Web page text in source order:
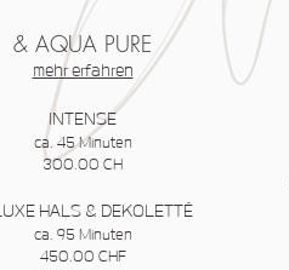
& AQUA PURE
mehr erfahren
INTENSE
ca. 45 Minuten
300.00 CH
HALS & DEKOLETTÉ
ca. 95 Minuten
450.00 CHF